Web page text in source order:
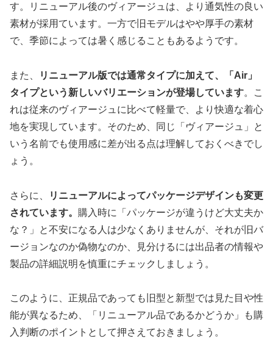
す。リニューアル後のヴィアージュは、より通気性の良い
素材が採用ています。一方で旧モデルはやや厚手の素材
で、季節によっては暑く感じることもあるようです。
また、
リニューアル版では通常タイプに加えて、「Air」
タイプという新しいバリエーションが登場しています。こ
れは従来のヴィアージュに比べて軽量で、より快適な着心
地を実現しています。そのため、同じ「ヴィアージュ」と
いう名前でも使用感に差が出る点は理解しておくべきでし
ょう。
さらに、
リニューアルによってパッケージデザインも変更
されています。 購入時に「パッケージが違うけど大丈夫か
な？」と不安になる人は少なくありませんが、それが旧バ
ージョンなのか偽物なのか、見分けるには出品者の情報や
製品の詳細説明を慎重にチェックしましょう。
このように、正規品であっても旧型と新型では見た目や性
能が異なるため、「リニューアル品であるかどうか」も購
入判断のポイントとして押さえておきましょう。